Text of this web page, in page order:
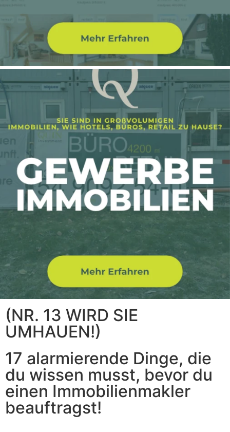
(NR. 13 WIRD SIE
UMHAUEN!)
17 alarmierende Dinge, die
du wissen musst, bevor du
einen Immobilienmakler
beauftragst!